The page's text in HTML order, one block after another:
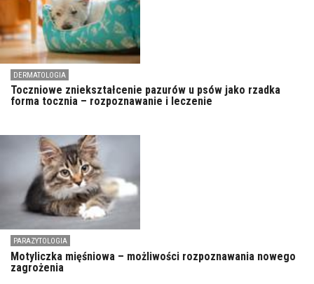
DERMATOLOGIA
Toczniowe zniekształcenie pazurów u psów jako rzadka
forma tocznia – rozpoznawanie i leczenie
PARAZYTOLOGIA
Motyliczka mięśniowa – możliwości rozpoznawania nowego
zagrożenia